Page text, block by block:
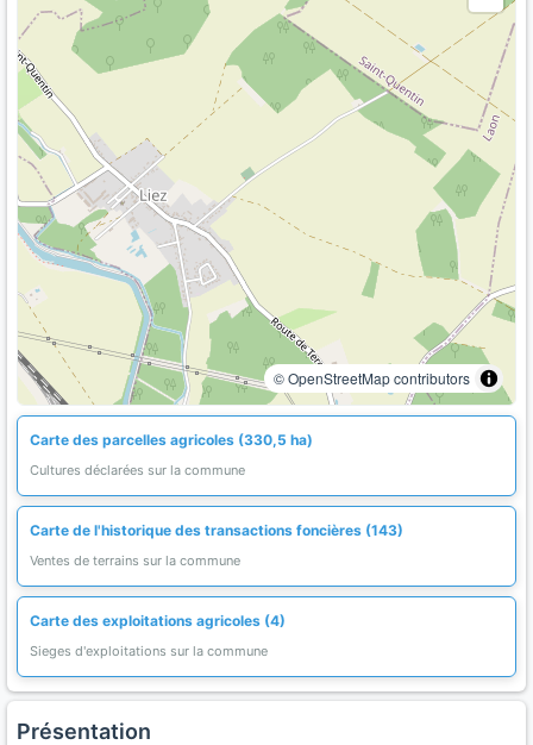
© OpenStreetMap contributors
Carte des parcelles agricoles (330,5 ha)
Cultures déclarées sur la commune
Carte de l'historique des transactions foncières (143)
Ventes de terrains sur la commune
Carte des exploitations agricoles (4)
Sieges d'exploitations sur la commune
Présentation